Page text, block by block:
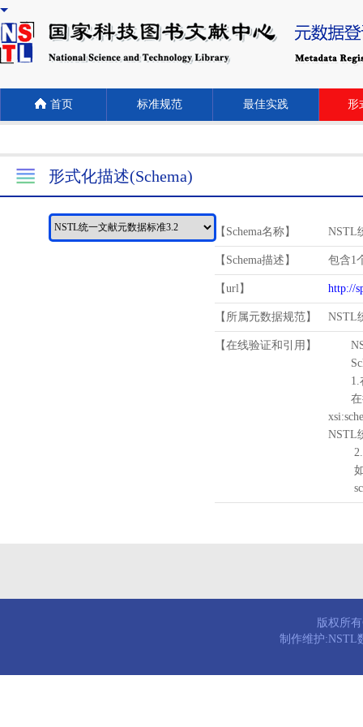
首页 标准规范 最佳实践 形
形式化描述(Schema)
【Schema名称】 NSTL
【Schema描述】 包含1
【url】 http://
【所属元数据规范】 NSTL
【在线验证和引用】
1.
在待
NSTL
2.
如需
版权所
制作维护:NSTL